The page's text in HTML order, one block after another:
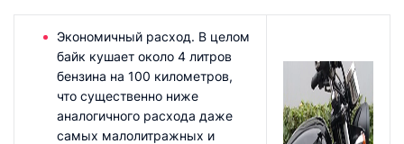
Экономичный расход. В целом
байк кушает около 4 литров
бензина на 100 километров,
что существенно ниже
аналогичного расхода даже
самых малолитражных и